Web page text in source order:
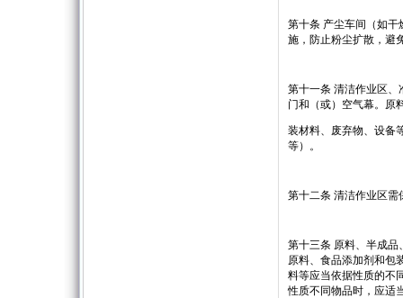
第十条 产尘车间（如
施，防止粉尘扩散，避
第十一条 清洁作业区
门和（或）空气幕。原
装材料、废弃物、设备
等）。
第十二条 清洁作业区
第十三条 原料、半成
原料、食品添加剂和包
料等应当依据性质的不
性质不同物品时，应适